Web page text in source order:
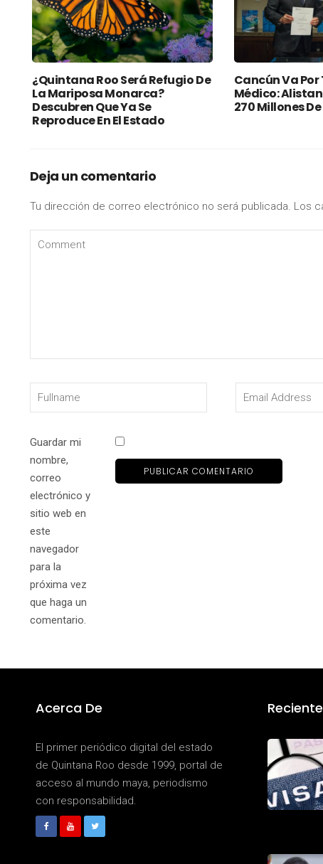
¿Quintana Roo Será Refugio De
La Mariposa Monarca?
Descubren Que Ya Se
Reproduce En El Estado
Cancún Va
Médico:
270 Millones
Deja un comentario
Tu dirección de correo electrónico no será publicada. Los
Guardar mi
nombre,
correo
electrónico y
sitio web en
este
navegador
para la
próxima vez
que haga un
comentario.
Acerca De
El primer periódico digital del estado
de Quintana Roo desde 1999, portal de
acceso al mundo maya, periodismo
con responsabilidad.